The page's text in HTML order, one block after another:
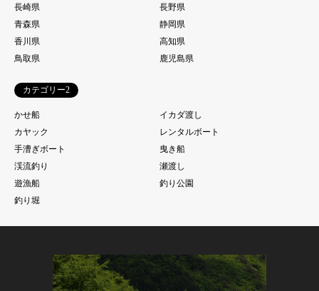
長崎県
長野県
青森県
静岡県
香川県
高知県
鳥取県
鹿児島県
カテゴリー2
かせ船
イカダ渡し
カヤック
レンタルボート
手漕ぎボート
曳き船
渓流釣り
瀬渡し
遊漁船
釣り公園
釣り堀